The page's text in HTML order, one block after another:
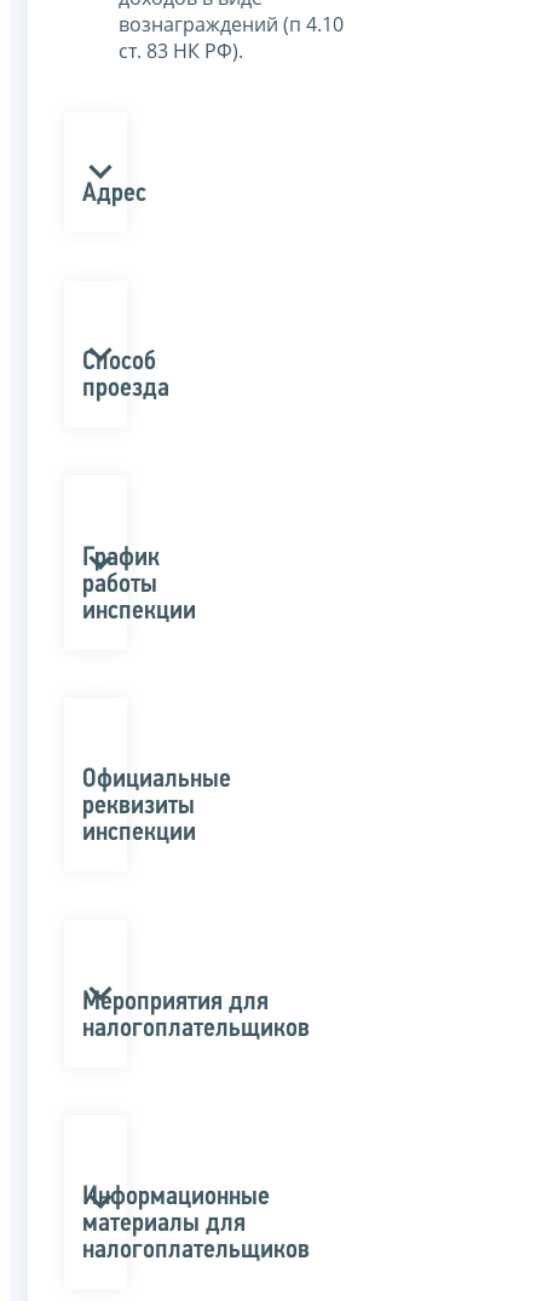
вознаграждений (п 4.10
ст. 83 НК РФ).
Адрес
Способ
проезда
График
работы
инспекции
Официальные
реквизиты
инспекции
Мероприятия для
налогоплательщиков
Информационные
материалы для
налогоплательщиков